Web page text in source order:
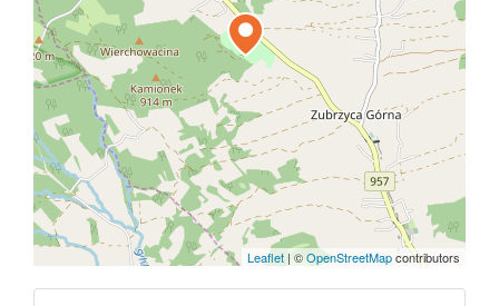
Leaflet | ©OpenStreetMapcontributors